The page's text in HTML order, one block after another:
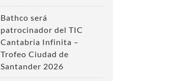
Bathco será
patrocinador del TIC
Cantabria Infinita –
Trofeo Ciudad de
Santander 2026